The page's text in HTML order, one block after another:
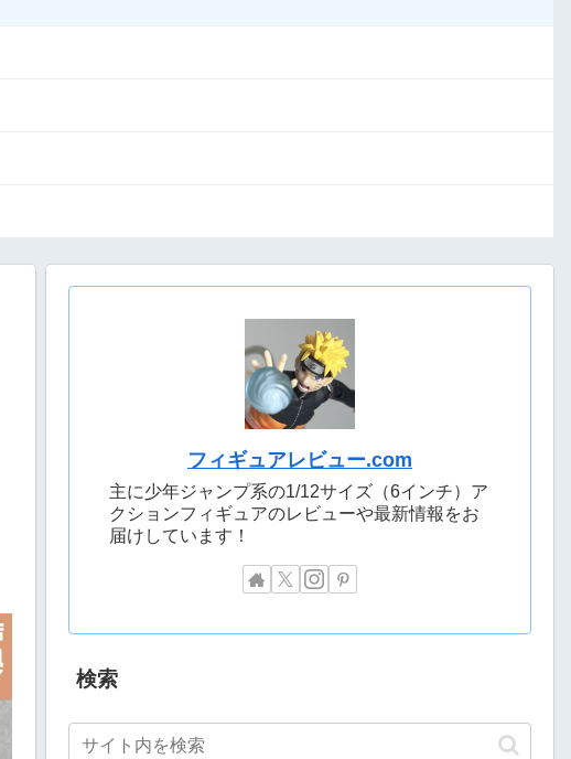
フィギュアレビュー.com
主に少年ジャンプ系の1/12サイズ（6インチ）ア
クションフィギュアのレビューや最新情報をお
届けしています！
検索